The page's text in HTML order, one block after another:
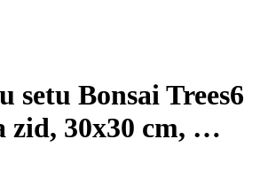
setu Bonsai Trees6
zid, 30x30 cm, …